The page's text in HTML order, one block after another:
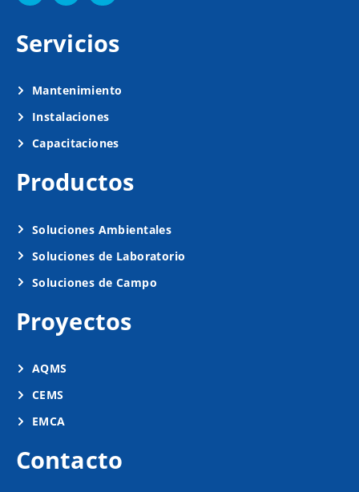
Servicios
Mantenimiento
Instalaciones
Capacitaciones
Productos
Soluciones Ambientales
Soluciones de Laboratorio
Soluciones de Campo
Proyectos
AQMS
CEMS
EMCA
Contacto